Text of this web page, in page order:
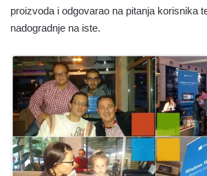
proizvoda i odgovarao na pitanja korisnika
nadogradnje na iste.